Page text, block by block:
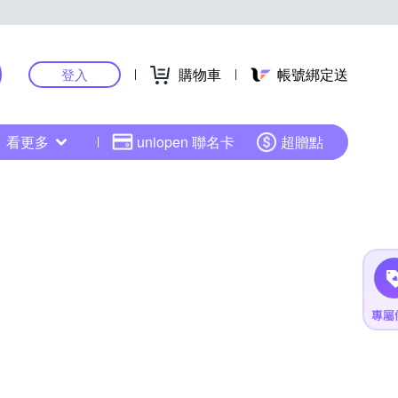
登入 購物車 帳號綁定送
看更多 uniopen 聯名卡 超贈點